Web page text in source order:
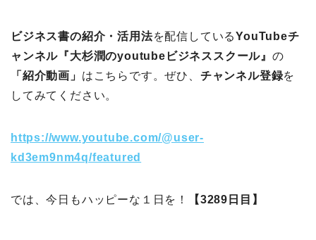
ビジネス書の紹介・活用法を配信しているYouTubeチ
ャンネル『大杉潤のyoutubeビジネススクール』 の
「紹介動画」 はこちらです。ぜひ、 チャンネル登録を
してみてください。
https://www.youtube.com/@user-
kd3em9nm4q/featured
では、今日もハッピーな１日を！ 【3289日目】